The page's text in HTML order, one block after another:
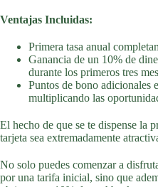
Ventajas Incluidas:
Primera tasa anual
Ganancia de un 10% de
durante los primeros tres
Puntos de bono adicionales
multiplicando las
El hecho de que se te dispense la
tarjeta sea extremadamente
No solo puedes comenzar a
por una tarifa inicial, sino que